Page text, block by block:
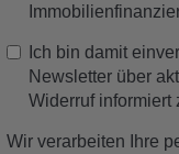
Ich bin damit
Newsletter über
Widerruf informiert
Wir verarbeiten Ihre